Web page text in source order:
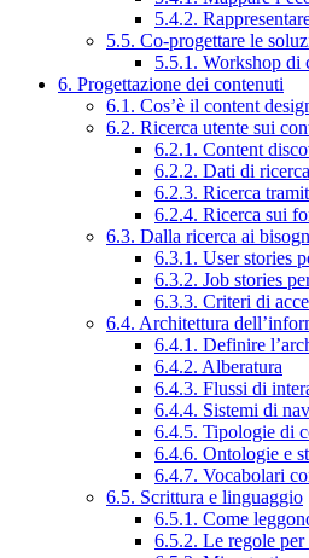
5.4.2.
5.5. Co-progettare le
5.5.1. Workshop di
6. Progettazione dei contenuti
6.1. Cos’è il content
6.2. Ricerca utente sui
6.2.1. Content
6.2.2. Dati di
6.2.3. Ricerca
6.2.4. Ricerca sui
6.3. Dalla ricerca ai
6.3.1. User stories
6.3.2. Job stories
6.3.3. Criteri di
6.4. Architettura
6.4.1. Definire
6.4.2. Alberatura
6.4.3. Flussi di
6.4.4. Sistemi di
6.4.5. Tipologie di
6.4.6. Ontologie e
6.4.7. Vocabolari
6.5. Scrittura e linguaggio
6.5.1. Come
6.5.2. Le regole